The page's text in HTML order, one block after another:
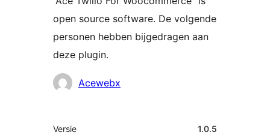
open source software. De volgende
personen hebben bijgedragen aan
deze plugin.
BijdragersAcewebx
Meta
Versie 1.0.5